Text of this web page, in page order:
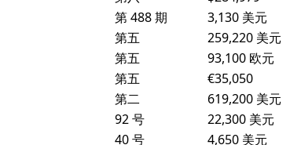
第 488 期
3,130 美元
第五
259,220 美元
第五
93,100 欧元
第五
€35,050
第二
619,200 美元
92 号
22,300 美元
40 号
4,650 美元